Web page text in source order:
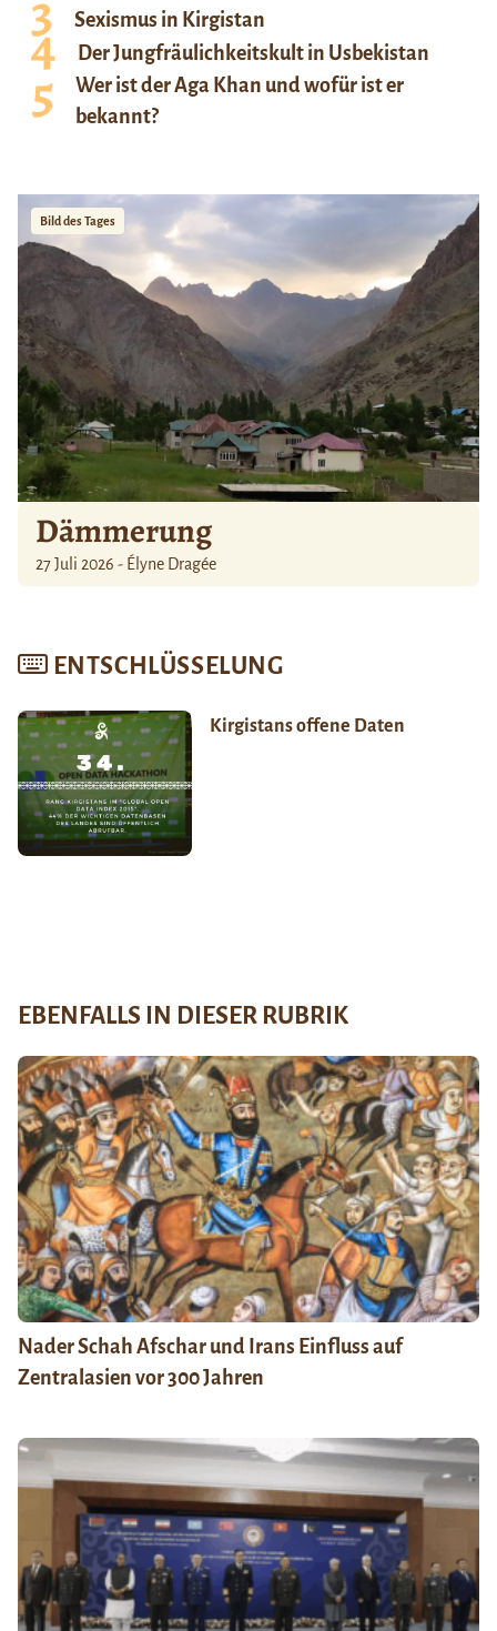
Sexismus in Kirgistan
Der Jungfräulichkeitskult in Usbekistan
Wer ist der Aga Khan und wofür ist er
bekannt?
Bild des Tages
Dämmerung
27 Juli 2026 - Élyne Dragée
ENTSCHLÜSSELUNG
Kirgistans offene Daten
EBENFALLS IN DIESER RUBRIK
Nader Schah Afschar und Irans Einfluss auf
Zentralasien vor 300 Jahren